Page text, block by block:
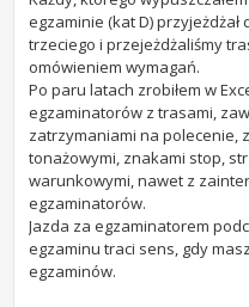
egzaminie (kat D) przyjeżdżał
trzeciego i przejeżdżaliśmy
omówieniem wymagań.
Po paru latach zrobiłem w
egzaminatorów z trasami,
zatrzymaniami na polecenie,
tonażowymi, znakami stop,
warunkowymi, nawet z
egzaminatorów.
Jazda za egzaminatorem
egzaminu traci sens, gdy
egzaminów.